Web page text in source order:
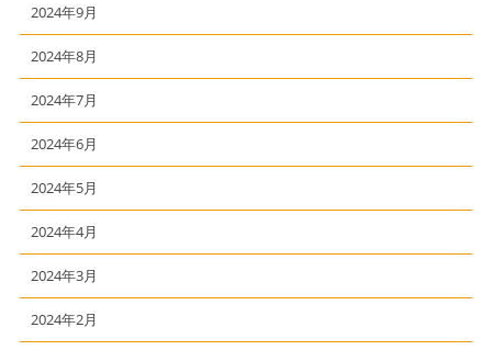
2024年9月
2024年8月
2024年7月
2024年6月
2024年5月
2024年4月
2024年3月
2024年2月